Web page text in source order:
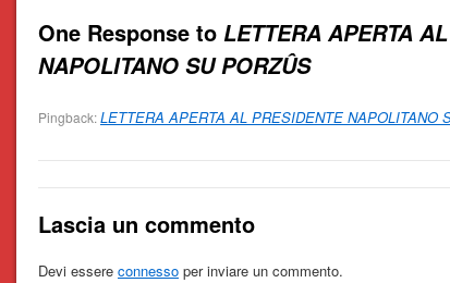
One Response to LETTERA APERTA
NAPOLITANO SU PORZÛS
Pingback:LETTERA APERTA AL PRESIDENTE NAPOLITANO
Lascia un commento
Devi essere connesso per inviare un commento.